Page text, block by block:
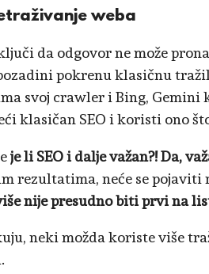
weba
da odgovor ne može
pokrenu klasičnu
svoj crawler i Bing, Gemini
klasičan SEO i koristi ono
je li SEO i dalje važan?! Da,
rezultatima, neće se pojaviti
nije presudno biti prvi na
neki možda koriste više